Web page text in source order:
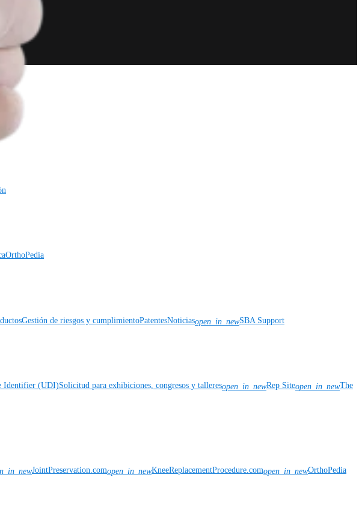
OrthoPedia
Gestión de riesgos y cumplimientoPatentesNoticiasopen_in_newSBA Support
Identifier (UDI)Solicitud para exhibiciones, congresos y talleresopen_in_newRep Siteopen_in_newThe
JointPreservation.comopen_in_newKneeReplacementProcedure.comopen_in_newOrthoPedia